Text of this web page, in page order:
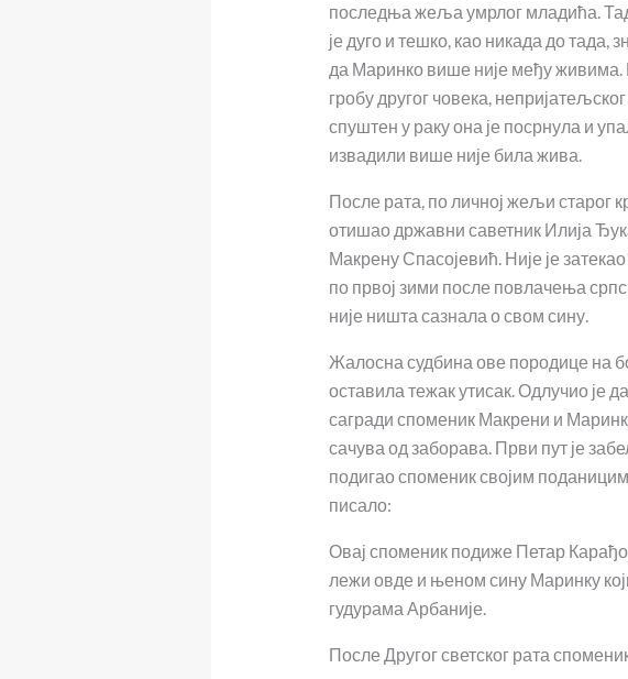
последња жеља умрлог младића.
је дуго и тешко, као никада до тада,
да Маринко више није међу живима.
гробу другог човека, непријатељског
спуштен у раку она је посрнула и
извадили више није била жива.
После рата, по личној жељи старог
отишао државни саветник Илија
Макрену Спасојевић. Није је
по првој зими после повлачења
није ништа сазнала о свом сину.
Жалосна судбина ове породице на
оставила тежак утисак. Одлучио је
сагради споменик Макрени и
сачува од заборава. Први пут је
подигао споменик својим
писало:
Овај споменик подиже Петар
лежи овде и њеном сину Маринку
гудурама Арбаније.
После Другог светског рата